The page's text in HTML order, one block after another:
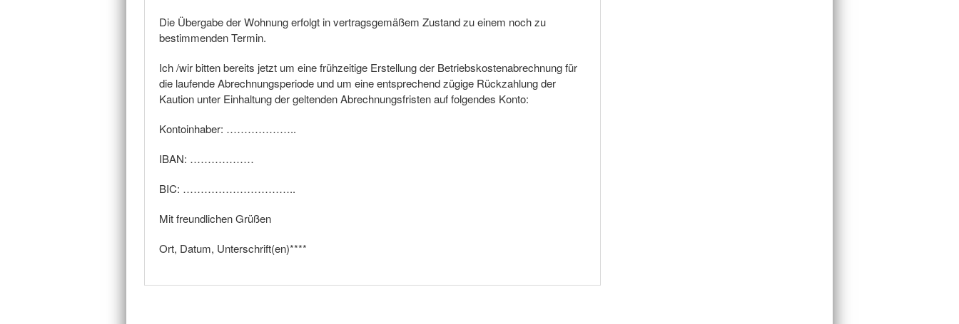
Die Übergabe der Wohnung erfolgt in vertragsgemäßem Zustand zu einem noch zu
bestimmenden Termin.
Ich /wir bitten bereits jetzt um eine frühzeitige Erstellung der Betriebskostenabrechnung für
die laufende Abrechnungsperiode und um eine entsprechend zügige Rückzahlung der
Kaution unter Einhaltung der geltenden Abrechnungsfristen auf folgendes Konto:
Kontoinhaber: ………………..
IBAN: ………………
BIC: …………………………..
Mit freundlichen Grüßen
Ort, Datum, Unterschrift(en)****